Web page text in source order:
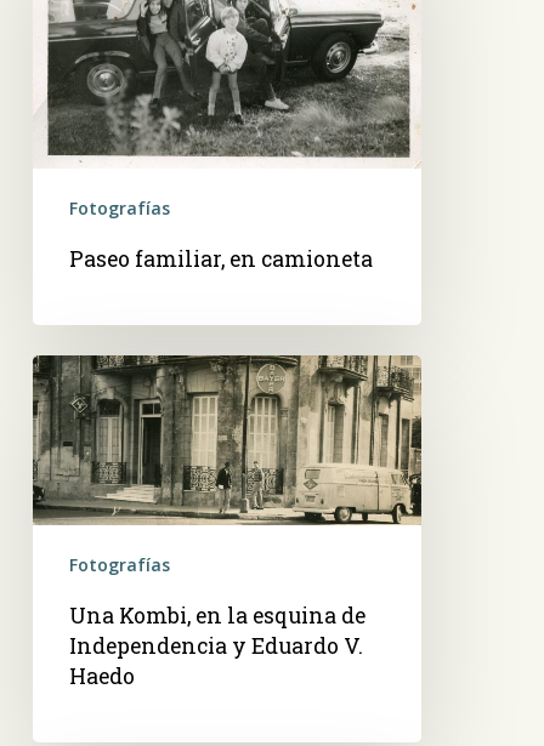
camioneta
Fotografías
Paseo familiar, en camioneta
Una
Kombi,
en
la
esquina
de
Independencia
Eduardo
Haedo
Fotografías
Una Kombi, en la esquina de
Independencia y Eduardo V.
Haedo